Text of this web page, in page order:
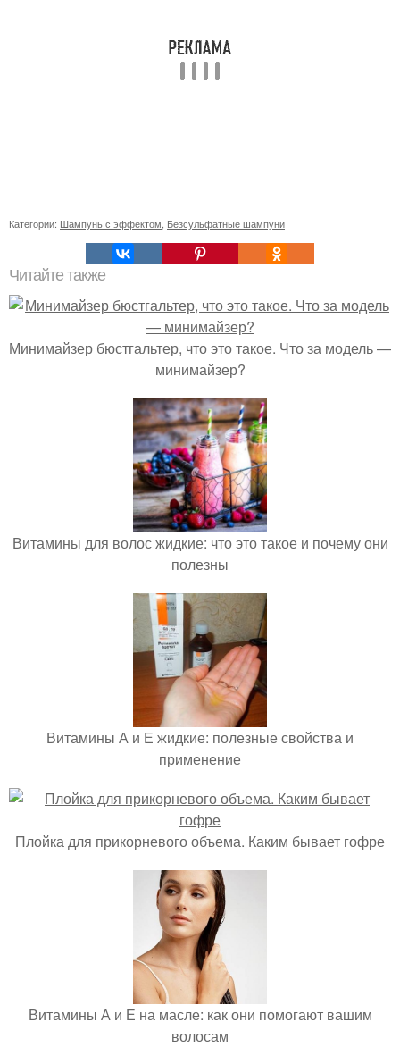
Категории: Шампунь с эффектом Безсульфатные шампуни
Читайте также
Минимайзер бюстгальтер, что это такое. Что за модель —
минимайзер?
Витамины для волос жидкие: что это такое и почему они
полезны
Витамины А и Е жидкие: полезные свойства и
применение
Плойка для прикорневого объема. Каким бывает гофре
Витамины А и Е на масле: как они помогают вашим
волосам